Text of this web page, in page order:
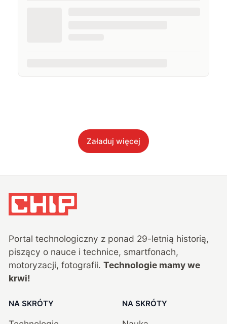
Załaduj więcej
Portal technologiczny z ponad 29-letnią historią,
piszący o nauce i technice, smartfonach,
motoryzacji, fotografii. Technologie mamy we
krwi!
NA SKRÓTY NA SKRÓTY